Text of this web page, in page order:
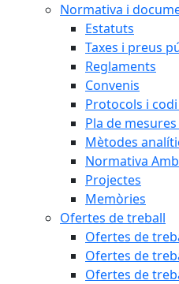
Normativa i
Estatuts
Taxes i preus
Reglaments
Convenis
Protocols i
Pla de
Mètodes
Normativa
Projectes
Memòries
Ofertes de treball
Ofertes de
Ofertes de
Ofertes de